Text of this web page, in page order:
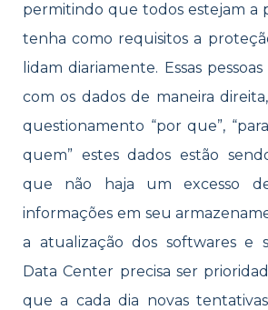
permitindo que todos estejam a
tenha como requisitos a
lidam diariamente. Essas
com os dados de maneira
questionamento “por que”,
quem” estes dados estão
que não haja um excesso
informações em seu
a atualização dos softwares e
Data Center precisa ser
que a cada dia novas